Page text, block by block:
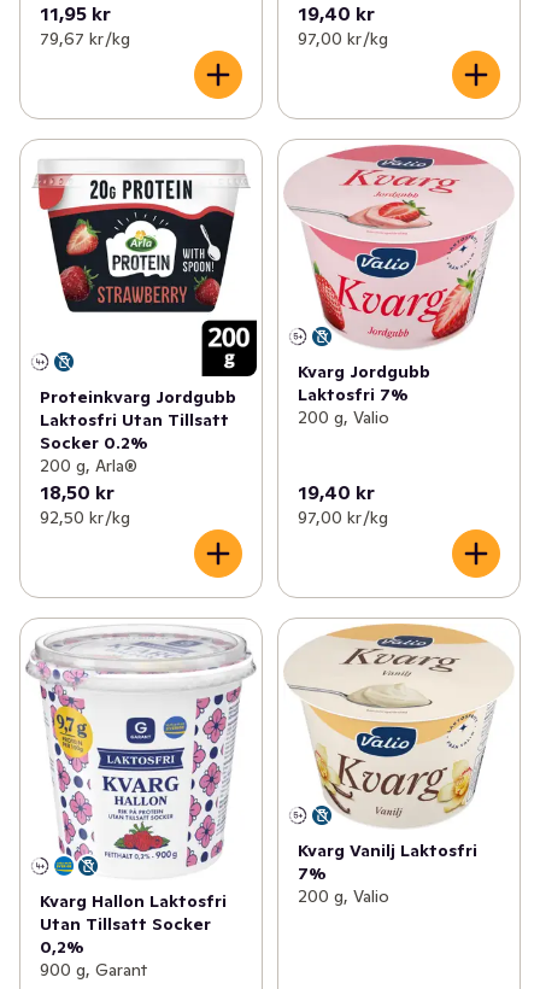
11,95 kr
79,67 kr /kg
19,40 kr
97,00 kr /kg
Proteinkvarg Jordgubb
Laktosfri Utan Tillsatt
Socker 0.2%
200 g, Arla®
18,50 kr
92,50 kr /kg
Kvarg Jordgubb
Laktosfri 7%
200 g, Valio
19,40 kr
97,00 kr /kg
Kvarg Hallon Laktosfri
Utan Tillsatt Socker
0,2%
900 g, Garant
Kvarg Vanilj Laktosfri
7%
200 g, Valio